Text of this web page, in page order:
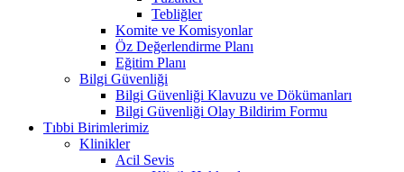
Tebliğler
Komite ve Komisyonlar
Öz Değerlendirme Planı
Eğitim Planı
Bilgi Güvenliği
Bilgi Güvenliği Klavuzu ve Dökümanları
Bilgi Güvenliği Olay Bildirim Formu
Tıbbi Birimlerimiz
Klinikler
Acil Sevis